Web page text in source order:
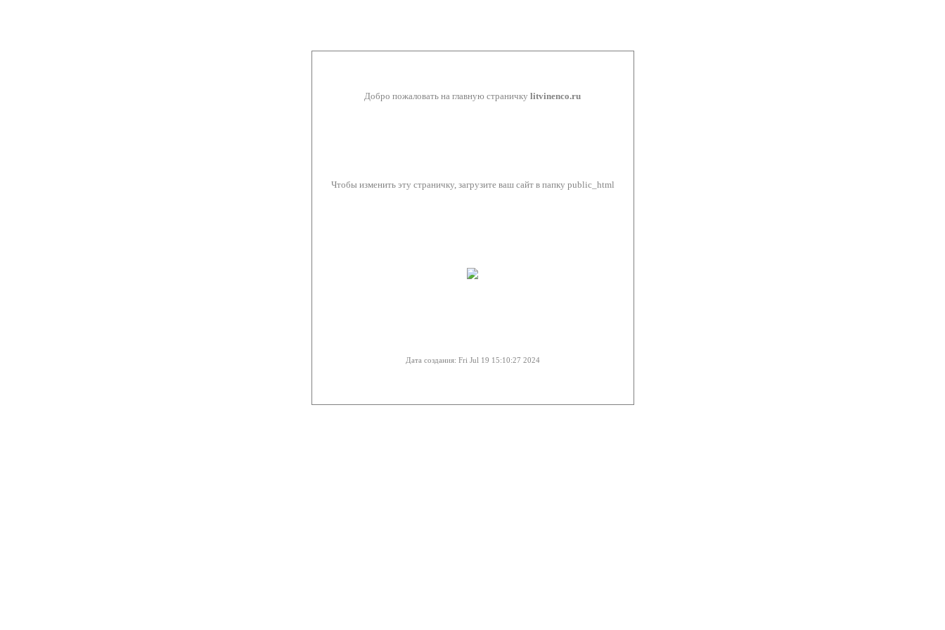
Добро пожаловать на главную страничку litvinenco.ru
Чтобы изменить эту страничку, загрузите ваш сайт в папку public_html
Дата создания: Fri Jul 19 15:10:27 2024